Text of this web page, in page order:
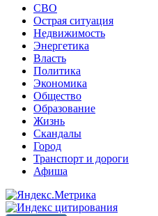
СВО
Острая ситуация
Недвижимость
Энергетика
Власть
Политика
Экономика
Общество
Образование
Жизнь
Скандалы
Город
Транспорт и дороги
Афиша